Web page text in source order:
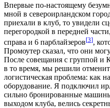
Впервые по-настоящему
мной в североирландском
приехали в клуб, то увидели
перегородкой в передней
справа и 6 парблайзеров[3],
Промоутер сказал, что они
После совещания с группой и
в то время, мы решили
логистическая проблема: как
оборудование. Я подключил
сильно бронированные
выходом клуба, велись